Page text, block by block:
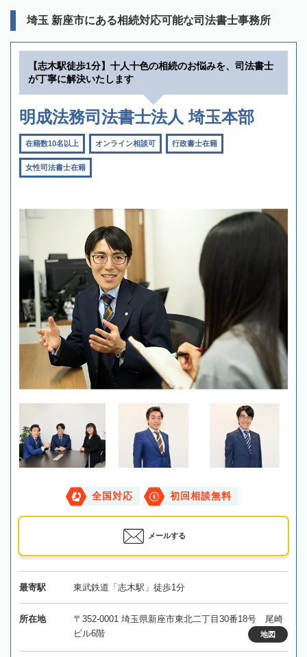
埼玉 新座市にある相続対応可能な司法書士事務所
【志木駅徒歩1分】十人十色の相続のお悩みを、司法書士
が丁寧に解決いたします
明成法務司法書士法人 埼玉本部
在籍数10名以上 オンライン相談可 行政書士在籍
女性司法書士在籍
全国対応 初回相談無料
メールする
最寄駅 東武鉄道「志木駅」徒歩1分
所在地
〒352-0001 埼玉県新座市東北二丁目30番18号 尾崎
ビル6階
地図